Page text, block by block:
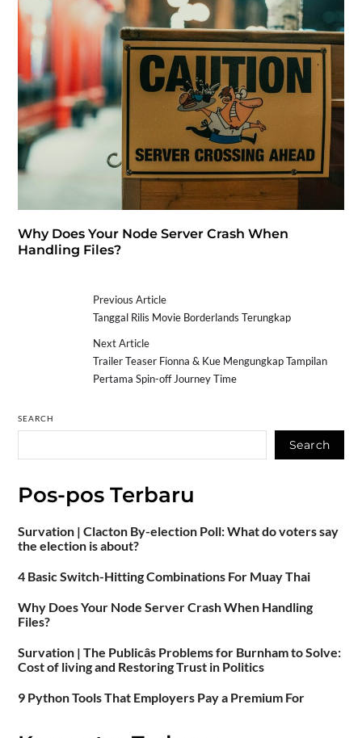
Why Does Your Node Server Crash When
Handling Files?
Previous Article
Tanggal Rilis Movie Borderlands Terungkap
Next Article
Trailer Teaser Fionna & Kue Mengungkap Tampilan
Pertama Spin-off Journey Time
SEARCH
Search
Pos-pos Terbaru
Survation | Clacton By-election Poll: What do voters say
the election is about?
4 Basic Switch-Hitting Combinations For Muay Thai
Why Does Your Node Server Crash When Handling
Files?
Survation | The Publicâs Problems for Burnham to Solve:
Cost of living and Restoring Trust in Politics
9 Python Tools That Employers Pay a Premium For